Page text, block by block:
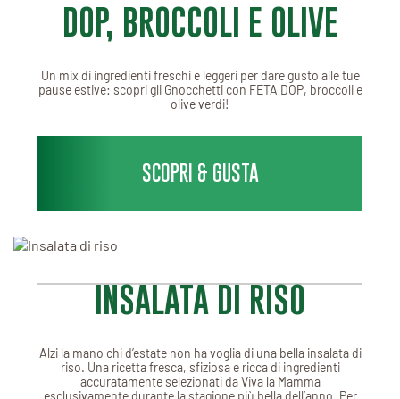
DOP, BROCCOLI E OLIVE
Un mix di ingredienti freschi e leggeri per dare gusto alle tue
pause estive: scopri gli Gnocchetti con FETA DOP, broccoli e
olive verdi!
SCOPRI & GUSTA
INSALATA DI RISO
Alzi la mano chi d’estate non ha voglia di una bella insalata di
riso. Una ricetta fresca, sfiziosa e ricca di ingredienti
accuratamente selezionati da Viva la Mamma
esclusivamente durante la stagione più bella dell’anno. Per